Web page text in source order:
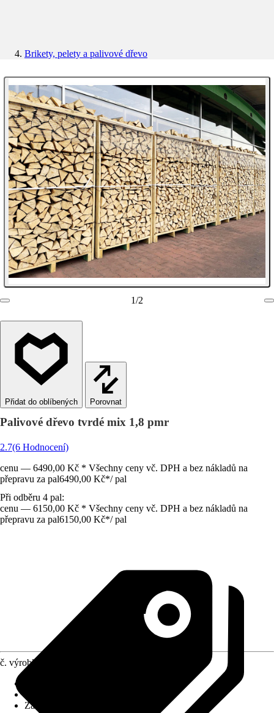
Brikety, pelety a palivové dřevo
1/2
Porovnat
Palivové dřevo tvrdé mix 1,8 pmr
2.7(6 Hodnocení)
cenu — 6490,00 Kč * Všechny ceny vč. DPH a bez nákladů na
přepravu za pal6490,00 Kč*/ pal
Při odběru 4 pal:
cenu — 6150,00 Kč * Všechny ceny vč. DPH a bez nákladů na
přepravu za pal6150,00 Kč*/ pal
č. výrobku
Záloha